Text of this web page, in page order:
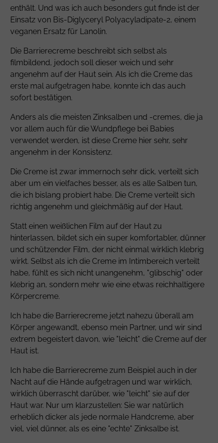
enthält. Und was ich auch besonders gut finde ist der
Einsatz von Bis-Diglyceryl Polyacyladipate-2, einem
veganen Ersatz für Lanolin.
Die Barrierecreme beschreibt sich selbst als
filmbildend, jedoch soll dieser weich und sehr
angenehm auf der Haut sein. Als ich die Creme das
erste mal aufgetragen habe, konnte ich das auch
sofort bestätigen.
Anders als die meisten Zinksalben und -cremes, die ja
vor allem auch für die Wundpflege bei Babies
verwendet werden, ist diese Creme hier sehr, sehr
angenehm in der Konsistenz.
Die Creme ist zwar immernoch sehr dick, verteilt sich
aber um ein vielfaches besser, als es alle Salben tun,
die ich bislang probiert habe. Die Creme verteilt sich
richtig angenehm und gleichmäßig auf der Haut.
Statt einen weißlichen Film auf der Haut zu
hinterlassen, bildet sich ein super komfortabler, dünner
und schützender Film, der nicht einmal wirklich klebrig
wirkt. Selbst als ich die Creme im Intimbereich verteilt
habe, fühlt es sich nicht unangenehm, "glibschig" oder
klebrig an, sondern mehr wie eine etwas reichhaltigere
Körpercreme.
Ich habe die Barrierecreme jetzt nahezu überall am
Körper angewandt, ebenso mein Partner, und wir sind
extrem begeistert davon, wie "leicht" die Creme auf der
Haut ist.
Ich habe die Barrierecreme zum Beispiel auch in der
Nacht auf die Hände aufgetragen und war wirklich,
wirklich überrascht darüber, wie "leicht" sie auf der
Haut war. Nur um klarzustellen: Sie war natürlich
erheblich dicker als jede normale Handcreme, aber
viel, viel dünner, als es eine "echte" Zinksalbe ist.